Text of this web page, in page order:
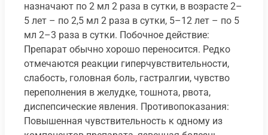
назначают по 2 мл 2 раза в сутки, в возрасте 2–
5 лет – по 2,5 мл 2 раза в сутки, 5–12 лет – по 5
мл 2–3 раза в сутки. Побочное действие:
Препарат обычно хорошо переносится. Редко
отмечаются реакции гиперчувствительности,
слабость, головная боль, гастралгии, чувство
переполнения в желудке, тошнота, рвота,
диспепсические явления. Противопоказания:
Повышенная чувствительность к одному из